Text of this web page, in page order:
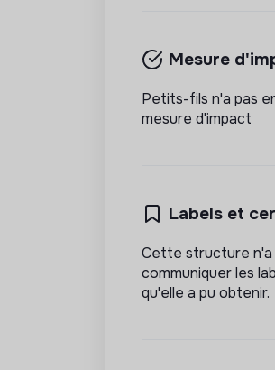
Mesure
Petits-fils n'a pas
mesure d'impact
Labels et
Cette structure n'a
communiquer les
qu'elle a pu obtenir.